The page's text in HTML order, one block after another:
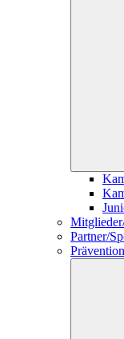
Partner/
Prävention